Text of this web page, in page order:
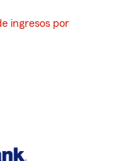
ingresos por